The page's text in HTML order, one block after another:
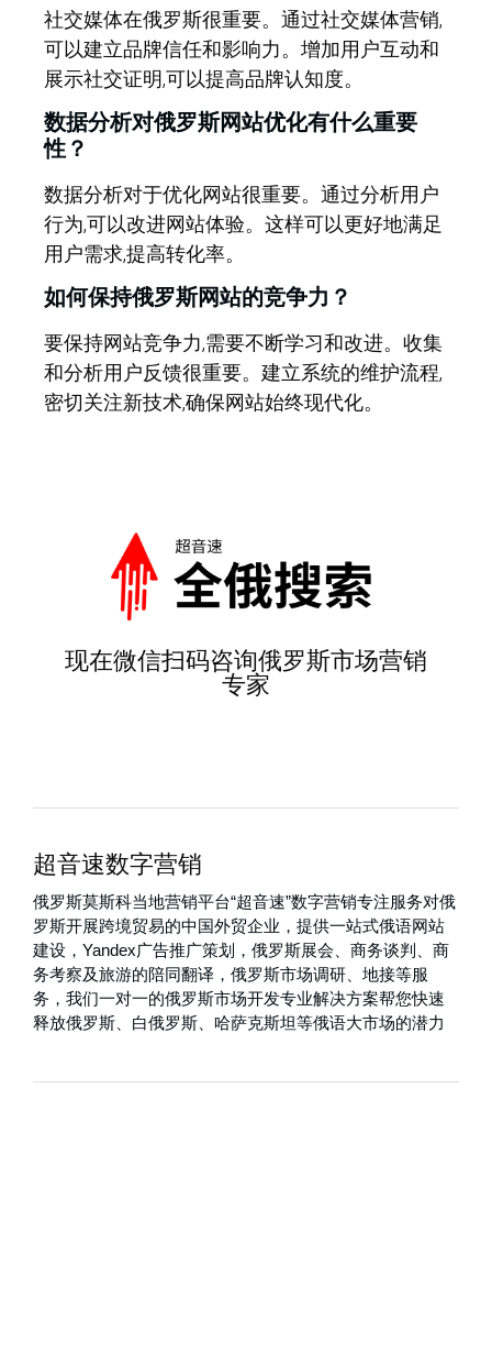
社交媒体在俄罗斯很重要。通过社交媒体营销,
可以建立品牌信任和影响力。增加用户互动和
展示社交证明,可以提高品牌认知度。
数据分析对俄罗斯网站优化有什么重要
性？
数据分析对于优化网站很重要。通过分析用户
行为,可以改进网站体验。这样可以更好地满足
用户需求,提高转化率。
如何保持俄罗斯网站的竞争力？
要保持网站竞争力,需要不断学习和改进。收集
和分析用户反馈很重要。建立系统的维护流程,
密切关注新技术,确保网站始终现代化。
现在微信扫码咨询俄罗斯市场营销
专家
超音速数字营销
俄罗斯莫斯科当地营销平台“超音速”数字营销专注服务对俄
罗斯开展跨境贸易的中国外贸企业，提供一站式俄语网站
建设，Yandex广告推广策划，俄罗斯展会、商务谈判、商
务考察及旅游的陪同翻译，俄罗斯市场调研、地接等服
务，我们一对一的俄罗斯市场开发专业解决方案帮您快速
释放俄罗斯、白俄罗斯、哈萨克斯坦等俄语大市场的潜力